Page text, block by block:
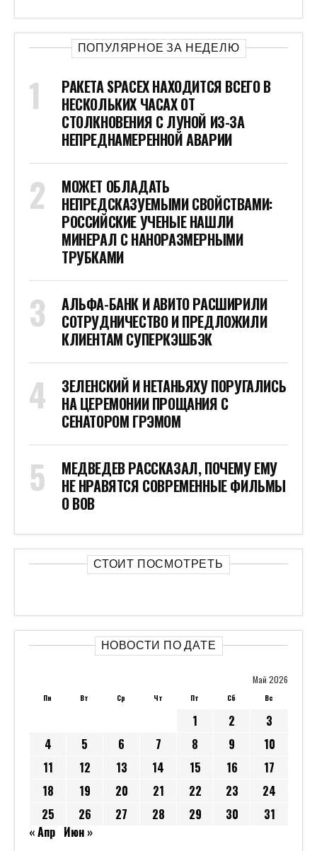
ПОПУЛЯРНОЕ ЗА НЕДЕЛЮ
РАКЕТА SPACEX НАХОДИТСЯ ВСЕГО В
НЕСКОЛЬКИХ ЧАСАХ ОТ
СТОЛКНОВЕНИЯ С ЛУНОЙ ИЗ-ЗА
НЕПРЕДНАМЕРЕННОЙ АВАРИИ
МОЖЕТ ОБЛАДАТЬ
НЕПРЕДСКАЗУЕМЫМИ СВОЙСТВАМИ:
РОССИЙСКИЕ УЧЕНЫЕ НАШЛИ
МИНЕРАЛ С НАНОРАЗМЕРНЫМИ
ТРУБКАМИ
АЛЬФА-БАНК И АВИТО РАСШИРИЛИ
СОТРУДНИЧЕСТВО И ПРЕДЛОЖИЛИ
КЛИЕНТАМ СУПЕРКЭШБЭК
ЗЕЛЕНСКИЙ И НЕТАНЬЯХУ ПОРУГАЛИСЬ
НА ЦЕРЕМОНИИ ПРОЩАНИЯ С
СЕНАТОРОМ ГРЭМОМ
МЕДВЕДЕВ РАССКАЗАЛ, ПОЧЕМУ ЕМУ
НЕ НРАВЯТСЯ СОВРЕМЕННЫЕ ФИЛЬМЫ
О ВОВ
СТОИТ ПОСМОТРЕТЬ
НОВОСТИ ПО ДАТЕ
Май 2026
Пн Вт Ср Чт Пт Сб Вс
1 2
3
4
5 6 7 8 9
10
11
12 13 14 15 16
17
18
19 20 21 22 23
24
25
26 27 28 29 30
31
« Апр Июн »